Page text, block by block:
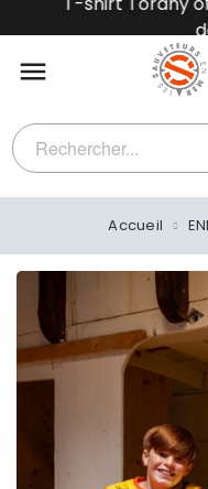
des

Accueil